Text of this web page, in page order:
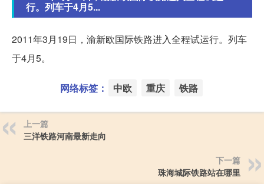
行。列车于4月5...
2011年3月19日，渝新欧国际铁路进入全程试运行。列车
于4月5。
网络标签： 中欧 重庆 铁路
上一篇
三洋铁路河南最新走向
下一篇
珠海城际铁路站在哪里